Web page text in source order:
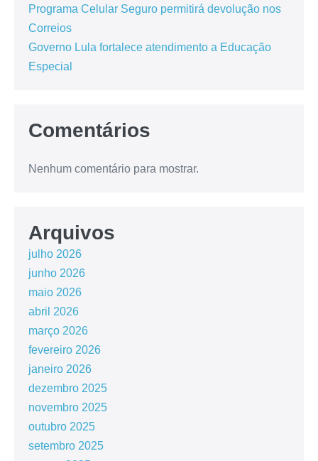
Programa Celular Seguro permitirá devolução nos
Correios
Governo Lula fortalece atendimento a Educação
Especial
Comentários
Nenhum comentário para mostrar.
Arquivos
julho 2026
junho 2026
maio 2026
abril 2026
março 2026
fevereiro 2026
janeiro 2026
dezembro 2025
novembro 2025
outubro 2025
setembro 2025